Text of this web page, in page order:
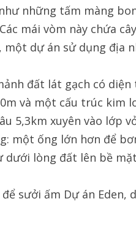
những tấm màng
mái vòm này chứa
dự án sử dụng địa
đất lát gạch có
và một cấu trúc kim
5,3km xuyên vào lớp
một ống lớn hơn để
dưới lòng đất lên bề
sưởi ấm Dự án